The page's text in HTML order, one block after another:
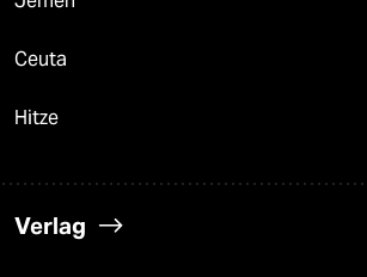
Ceuta
Hitze
Verlag